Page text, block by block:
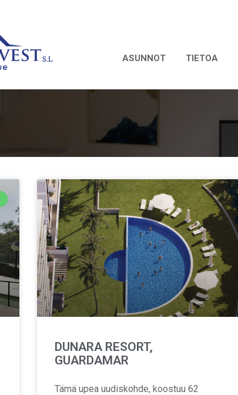
ASUNNOT TIETOA
DUNARA RESORT,
GUARDAMAR
Tämä upea uudiskohde, koostuu 62